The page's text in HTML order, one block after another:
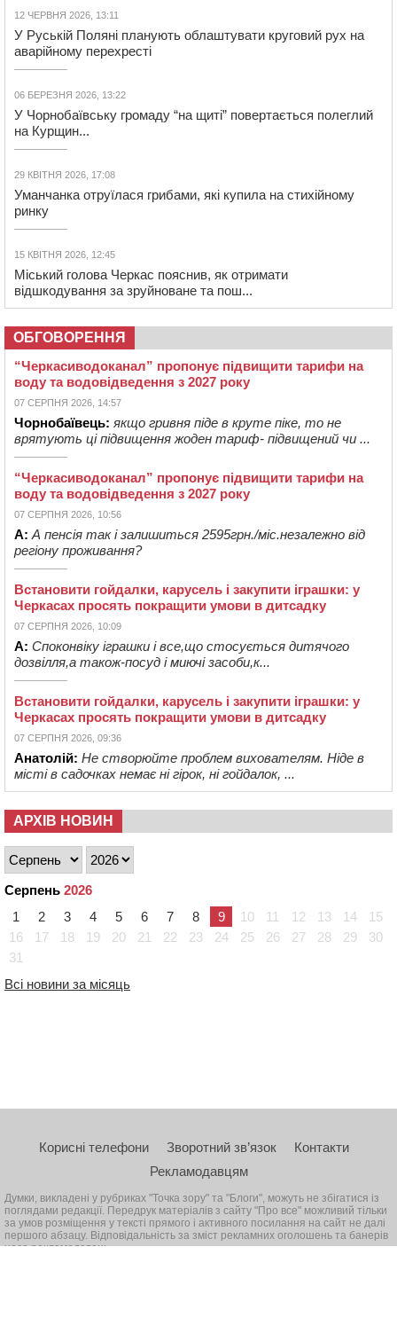
12 ЧЕРВНЯ 2026, 13:11
У Руській Поляні планують облаштувати круговий рух на
аварійному перехресті
06 БЕРЕЗНЯ 2026, 13:22
У Чорнобаївську громаду “на щиті” повертається полеглий
на Курщин...
29 КВІТНЯ 2026, 17:08
Уманчанка отруїлася грибами, які купила на стихійному
ринку
15 КВІТНЯ 2026, 12:45
Міський голова Черкас пояснив, як отримати
відшкодування за зруйноване та пош...
ОБГОВОРЕННЯ
“Черкасиводоканал” пропонує підвищити тарифи на
воду та водовідведення з 2027 року
07 СЕРПНЯ 2026, 14:57
Чорнобаївець: якщо гривня піде в круте піке, то не
врятують ці підвищення жоден тариф- підвищений чи ...
“Черкасиводоканал” пропонує підвищити тарифи на
воду та водовідведення з 2027 року
07 СЕРПНЯ 2026, 10:56
А: А пенсія так і залишиться 2595грн./міс.незалежно від
регіону проживання?
Встановити гойдалки, карусель і закупити іграшки: у
Черкасах просять покращити умови в дитсадку
07 СЕРПНЯ 2026, 10:09
А: Споконвіку іграшки і все,що стосується дитячого
дозвілля,а також-посуд і миючі засоби,к...
Встановити гойдалки, карусель і закупити іграшки: у
Черкасах просять покращити умови в дитсадку
07 СЕРПНЯ 2026, 09:36
Анатолій: Не створюйте проблем вихователям. Ніде в
місті в садочках немає ні гірок, ні гойдалок, ...
АРХІВ НОВИН
Серпень 2026
1
2 3 4 5 6 7 8 9 10 11 12 13 14
15
16
17 18 19 20 21 22 23 24 25 26 27 28 29
30
31
Всі новини за місяць
Корисні телефони Зворотний зв’язок
Контакти
Рекламодавцям
Думки, викладені у рубриках "Точка зору" та "Блоги", можуть не збігатися із
поглядами редакції. Передрук матеріалів з сайту "Про все" можливий тільки
за умов розміщення у тексті прямого і активного посилання на сайт не далі
першого абзацу. Відповідальність за зміст рекламних оголошень та банерів
несе рекламодавець